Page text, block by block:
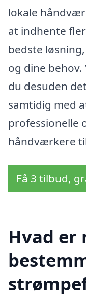
lokale
at indhente
bedste
og dine
du desuden
samtidig med
professionelle
håndværkere
Få 3 tilbud,
Hvad er